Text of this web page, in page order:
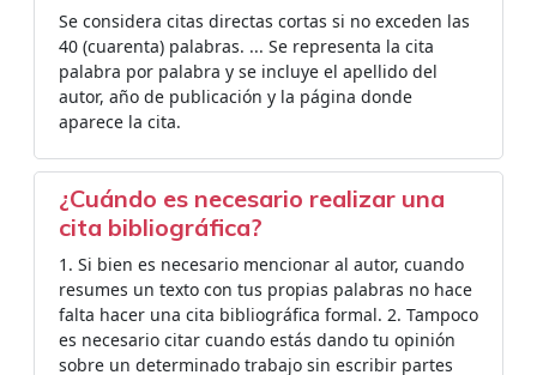
Se considera citas directas cortas si no exceden las
40 (cuarenta) palabras. ... Se representa la cita
palabra por palabra y se incluye el apellido del
autor, año de publicación y la página donde
aparece la cita.
¿Cuándo es necesario realizar una
cita bibliográfica?
1. Si bien es necesario mencionar al autor, cuando
resumes un texto con tus propias palabras no hace
falta hacer una cita bibliográfica formal. 2. Tampoco
es necesario citar cuando estás dando tu opinión
sobre un determinado trabajo sin escribir partes